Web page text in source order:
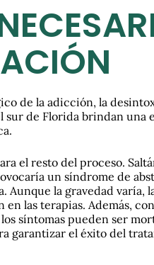
de la adicción, la
sur de Florida brindan una
el resto del proceso.
un síndrome de
Aunque la gravedad varía,
las terapias. Además,
síntomas pueden ser
garantizar el éxito del